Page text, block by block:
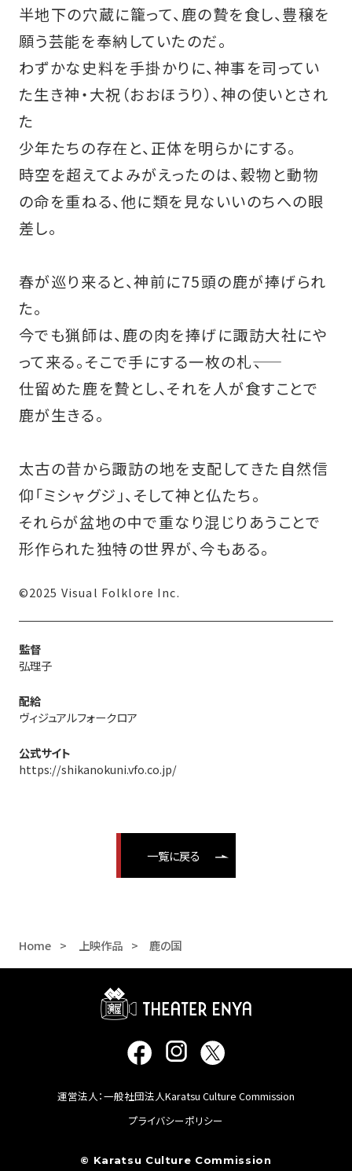
半地下の穴蔵に籠って、鹿の贄を食し、豊穣を
願う芸能を奉納していたのだ。
わずかな史料を手掛かりに、神事を司ってい
た生き神・大祝（おおほうり）、神の使いとされ
た
少年たちの存在と、正体を明らかにする。
時空を超えてよみがえったのは、穀物と動物
の命を重ねる、他に類を見ないいのちへの眼
差し。
春が巡り来ると、神前に75頭の鹿が捧げられ
た。
今でも猟師は、鹿の肉を捧げに諏訪大社にや
って来る。そこで手にする一枚の札――、
仕留めた鹿を贄とし、それを人が食すことで
鹿が生きる。
太古の昔から諏訪の地を支配してきた自然信
仰「ミシャグジ」、そして神と仏たち。
それらが盆地の中で重なり混じりあうことで
形作られた独特の世界が、今もある。
©️2025 Visual Folklore Inc.
監督
弘理子
配給
ヴィジュアルフォークロア
公式サイト
https://shikanokuni.vfo.co.jp/
一覧に戻る
Home 上映作品 鹿の国
運営法人：一般社団法人Karatsu Culture Commission
プライバシーポリシー
© Karatsu Culture Commission